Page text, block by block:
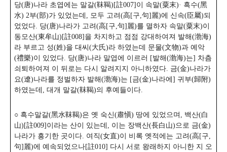
당(唐)나라 초엽에는 말갈(靺鞨)[註007]이 속말(粟末)· 흑수(黑
水) 2부(部)가 있었는데, 모두 고려(高[구,句]麗)에 신속(臣屬)되
었었다. 당(唐)나라가 고려(高[구,句]麗)를 멸하자 속말(粟末)이
동모산(東牟山)[註008]을 차지하고 점점 강대하여져 발해(渤海)
라 부르고 성(姓)을 대씨(大氏)라 하였는데 문물(文物)과 예악
(禮樂)이 있었다. 당(唐)나라 말엽에 이르러 [발해(渤海)는] 차츰
쇠퇴하여져 이 뒤로는 다시 알려지지 아니하였다. 금(金)나라가
요(遼)나라를 정벌하자 발해(渤海)는 [금(金)나라에] 귀부(歸附)
하였는데, 대개 말갈(靺鞨)의 후예들이다.
○ 흑수말갈(黑水靺鞨)은 옛 숙신(肅愼) 땅에 있었으며, 백산(白
山)[註009]이라는 산이 있는데, 이는 장백산(長白山)으로 금(金)
나라가 흥기한 곳이다. 여직(女直)이 비록 옛적에는 고려(高[구,
句]麗)에 예속되었으나[註010] 다시 서로 왕래하지 아니한 지 오